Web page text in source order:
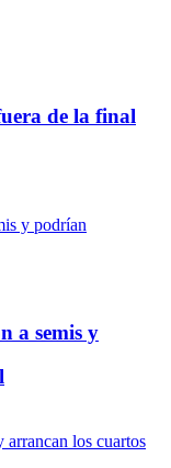
de la final
a semis y